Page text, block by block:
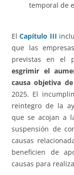
temporal de
ElCapítulo III
que las
previstas en el
esgrimir el
causa objetiva
2025. El
reintegro de la
que se acojan a
suspensión de
causas
beneficien de
causas para